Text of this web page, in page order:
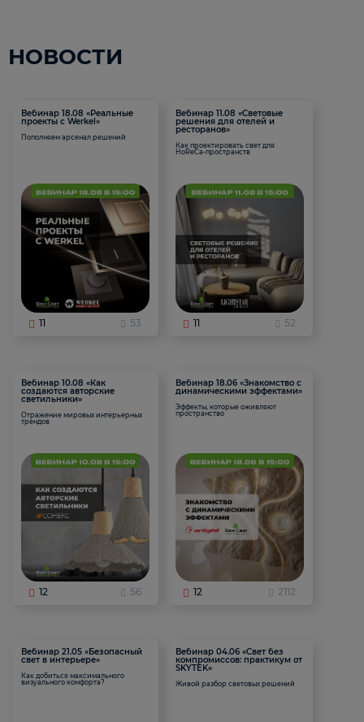
НОВОСТИ
Вебинар 18.08 «Реальные
проекты с Werkel»
Пополняем арсенал решений
11 53
Вебинар 11.08 «Световые
решения для отелей и
ресторанов»
Как проектировать свет для
HoReCa-пространств
11 52
Вебинар 10.08 «Как
создаются авторские
светильники»
Отражение мировых интерьерных
трендов
12 56
Вебинар 18.06 «Знакомство с
динамическими эффектами»
Эффекты, которые оживляют
пространство
12 2112
Вебинар 21.05 «Безопасный
свет в интерьере»
Как добиться максимального
визуального комфорта?
Вебинар 04.06 «Свет без
компромиссов: практикум от
SKYTEK»
Живой разбор световых решений